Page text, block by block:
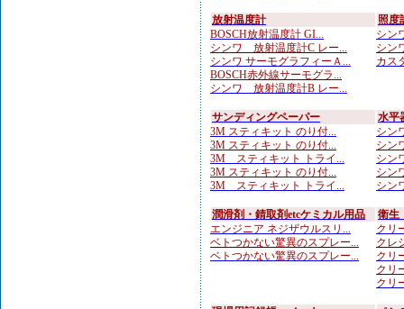
放射温度計
BOSCH放射温度計 GI...
シンワ 放射温度計C レー...
シンワ サーモグラフィーＡ...
BOSCH赤外線サーモグラ...
シンワ 放射温度計B レー...
照度
シン
シン
カス
サンディングペーパー
3M スティキット のり付...
3M スティキット のり付...
3M スティキット トライ...
3M スティキット のり付...
3M スティキット トライ...
水平
シン
シン
シン
シン
シン
潤滑剤・錆取剤etcケミカル用品
エンジニア ネジザウルスリ...
ベトつかない驚異のスプレー...
ベトつかない驚異のスプレー...
衛生
クリ
クレ
クリ
クリ
クリ